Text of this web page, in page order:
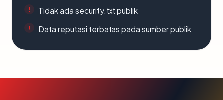
Tidak ada security.txt publik
Data reputasi terbatas pada sumber publik